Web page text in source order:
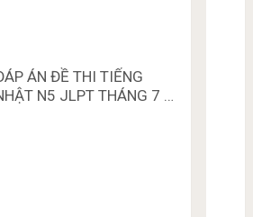
ÁN ĐỀ THI TIẾNG
N5 JLPT THÁNG 7 …